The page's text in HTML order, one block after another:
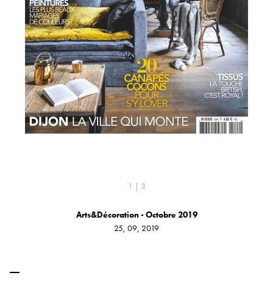
1 | 3
Arts&Décoration - Octobre 2019
25, 09, 2019